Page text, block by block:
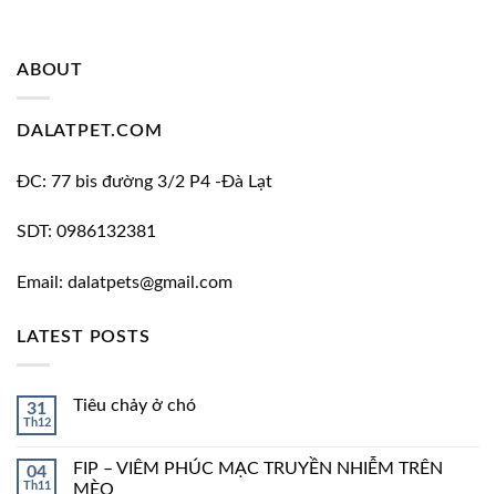
ABOUT
DALATPET.COM
ĐC: 77 bis đường 3/2 P4 -Đà Lạt
SDT: 0986132381
Email: dalatpets@gmail.com
LATEST POSTS
31
Th12
Tiêu chảy ở chó
04
Th11
FIP – VIÊM PHÚC MẠC TRUYỀN NHIỄM TRÊN
MÈO